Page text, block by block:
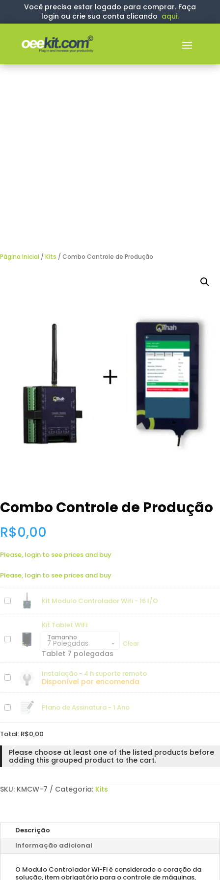
Você precisa estar logado para comprar. Faça
login ou crie sua conta clicando aqui.
Página Inicial / Kits / Combo Controle de Produção
Combo Controle de Produção
R$0,00
Please, login to see prices and buy
Please, login to see prices and buy
Kit Modulo Controlador Wifi - 16 I/O
Kit Tablet WiFi
Tamanho
Clear
Tablet 7 polegadas
Instalação - 4 h suporte remoto
Disponível por encomenda
Plano de Assinatura - 1 Ano
Total: R$0,00
Please choose at least one of the listed products before
adding this grouped product to the cart.
SKU: KMCW-7 Categoria: Kits
Descrição
Informação adicional
O Modulo Controlador Wi-Fi é considerado o coração da
solução, item obrigatório para o controle de máquinas,